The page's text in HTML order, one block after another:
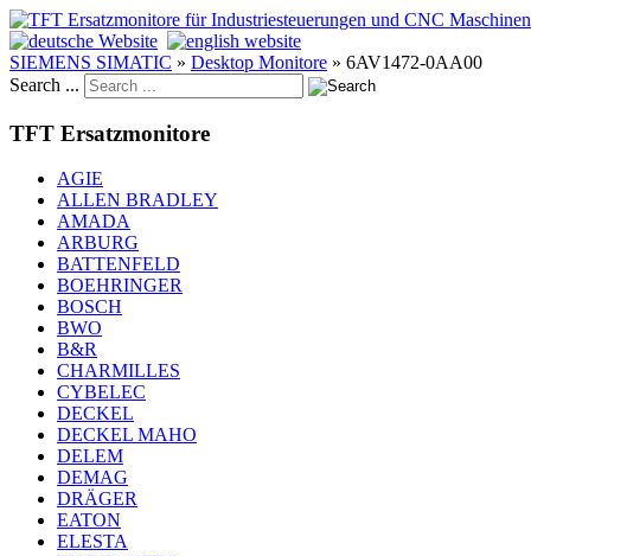
SIEMENS SIMATIC » Desktop Monitore » 6AV1472-0AA00
Search ...
TFT Ersatzmonitore
AGIE
ALLEN BRADLEY
AMADA
ARBURG
BATTENFELD
BOEHRINGER
BOSCH
BWO
B&R
CHARMILLES
CYBELEC
DECKEL
DECKEL MAHO
DELEM
DEMAG
DRÄGER
EATON
ELESTA